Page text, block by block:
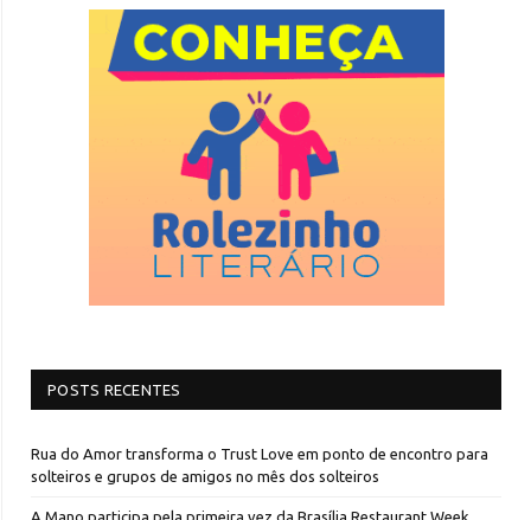
POSTS RECENTES
Rua do Amor transforma o Trust Love em ponto de encontro para
solteiros e grupos de amigos no mês dos solteiros
A Mano participa pela primeira vez da Brasília Restaurant Week